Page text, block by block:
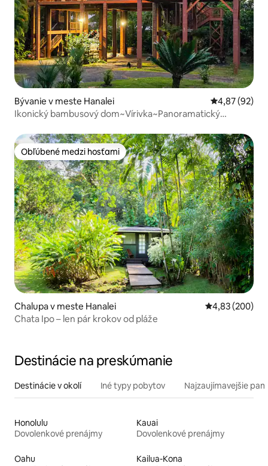
Bývanie v meste Hanalei Priemerné
4,87 (92)
Ikonický bambusový dom~Vírivka~Panoramatický
Obľúbené medzi hosťami
Obľúbené medzi hosťami
Chalupa v meste Hanalei Priemerné
4,83 (200)
Chata Ipo – len pár krokov od pláže
Destinácie na preskúmanie
Destinácie v okolí Iné typy pobytov Najzaujímavejšie
Honolulu
Dovolenkové prenájmy
Kauai
Dovolenkové prenájmy
Oahu
Kailua-Kona